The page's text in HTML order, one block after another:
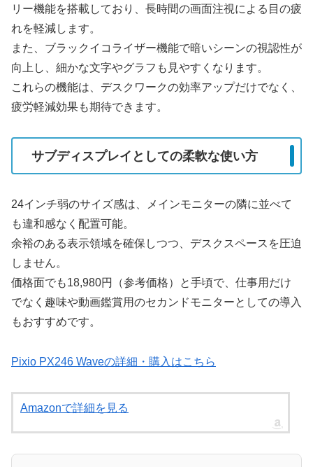
リー機能を搭載しており、長時間の画面注視による目の疲
れを軽減します。
また、ブラックイコライザー機能で暗いシーンの視認性が
向上し、細かな文字やグラフも見やすくなります。
これらの機能は、デスクワークの効率アップだけでなく、
疲労軽減効果も期待できます。
サブディスプレイとしての柔軟な使い方
24インチ弱のサイズ感は、メインモニターの隣に並べて
も違和感なく配置可能。
余裕のある表示領域を確保しつつ、デスクスペースを圧迫
しません。
価格面でも18,980円（参考価格）と手頃で、仕事用だけ
でなく趣味や動画鑑賞用のセカンドモニターとしての導入
もおすすめです。
Pixio PX246 Waveの詳細・購入はこちら
Amazonで詳細を見る